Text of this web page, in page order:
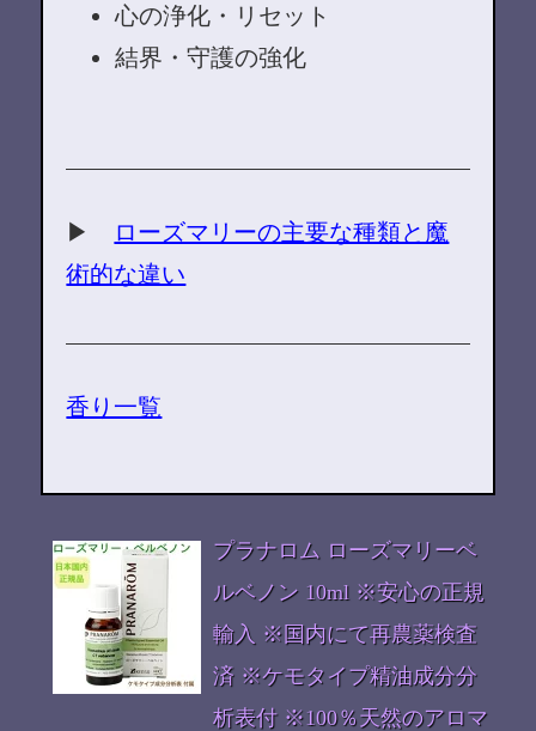
心の浄化・リセット
結界・守護の強化
▶
ローズマリーの主要な種類と魔
術的な違い
香り一覧
プラナロム ローズマリーベ
ルベノン 10ml ※安心の正規
輸入 ※国内にて再農薬検査
済 ※ケモタイプ精油成分分
析表付 ※100％天然のアロマ